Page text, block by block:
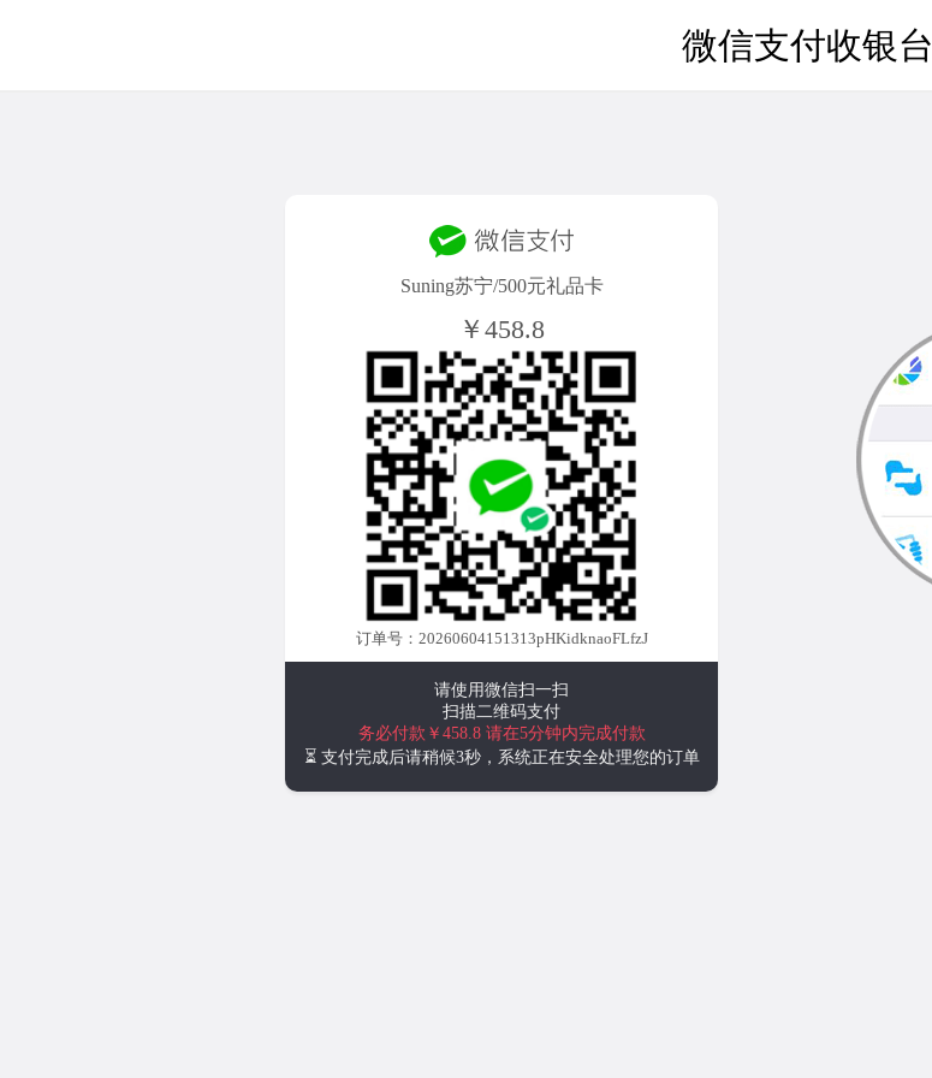
微信支付收银台
Suning苏宁/500元礼品卡
￥458.8
订单号：20260604151313pHKidknaoFLfzJ
请使用微信扫一扫
扫描二维码支付
务必付款￥458.8 请在5分钟内完成付款
⏳ 支付完成后请稍候3秒，系统正在安全处理您的订单